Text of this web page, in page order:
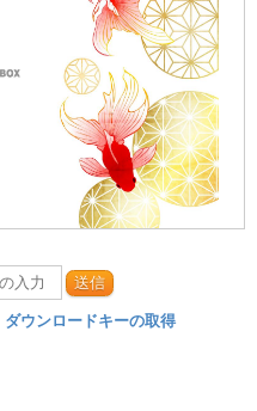
送信
ダウンロードキーの取得